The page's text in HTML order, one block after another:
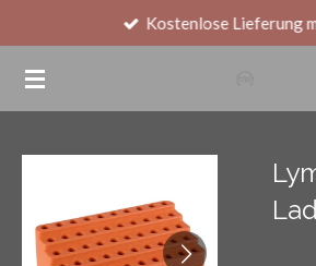
springen
Kostenlose Lieferung